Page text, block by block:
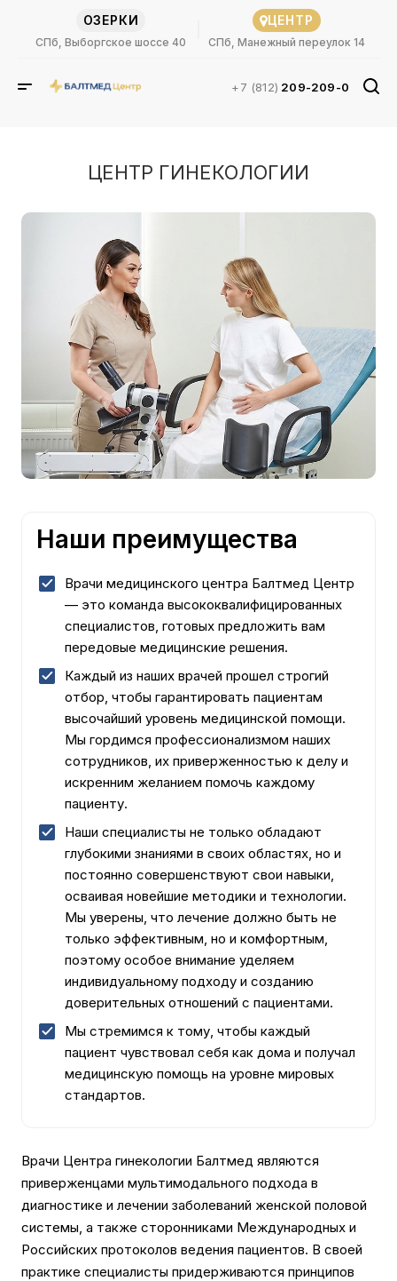
ОЗЕРКИ
СПб, Выборгское шоссе 40
ЦЕНТР
СПб, Манежный переулок 14
+7 (812) 209-209-0
ЦЕНТР ГИНЕКОЛОГИИ
Наши преимущества
Врачи медицинского центра Балтмед Центр
— это команда высококвалифицированных
специалистов, готовых предложить вам
передовые медицинские решения.
Каждый из наших врачей прошел строгий
отбор, чтобы гарантировать пациентам
высочайший уровень медицинской помощи.
Мы гордимся профессионализмом наших
сотрудников, их приверженностью к делу и
искренним желанием помочь каждому
пациенту.
Наши специалисты не только обладают
глубокими знаниями в своих областях, но и
постоянно совершенствуют свои навыки,
осваивая новейшие методики и технологии.
Мы уверены, что лечение должно быть не
только эффективным, но и комфортным,
поэтому особое внимание уделяем
индивидуальному подходу и созданию
доверительных отношений с пациентами.
Мы стремимся к тому, чтобы каждый
пациент чувствовал себя как дома и получал
медицинскую помощь на уровне мировых
стандартов.
Врачи Центра гинекологии Балтмед являются
приверженцами мультимодального подхода в
диагностике и лечении заболеваний женской половой
системы, а также сторонниками Международных и
Российских протоколов ведения пациентов. В своей
практике специалисты придерживаются принципов